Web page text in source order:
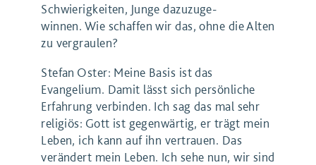
Schwierigkeiten, Junge dazuzuge-
winnen. Wie schaffen wir das, ohne die Alten
zu vergraulen?
Stefan Oster: Meine Basis ist das
Evangelium. Damit lässt sich persönliche
Erfahrung verbinden. Ich sag das mal sehr
religiös: Gott ist gegenwärtig, er trägt mein
Leben, ich kann auf ihn vertrauen. Das
verändert mein Leben. Ich sehe nun, wir sind